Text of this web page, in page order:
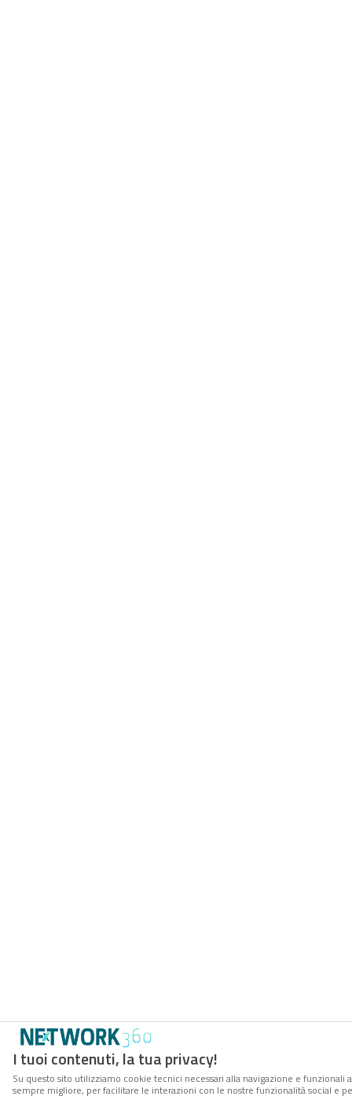
I tuoi contenuti, la tua privacy!
Su questo sito utilizziamo cookie tecnici necessari alla navigazione e
sempre migliore, per facilitare le interazioni con le nostre funzionalità social e